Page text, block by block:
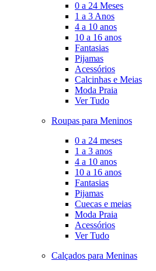
0 a 24 Meses
1 a 3 Anos
4 a 10 anos
10 a 16 anos
Fantasias
Pijamas
Acessórios
Calcinhas e Meias
Moda Praia
Ver Tudo
Roupas para Meninos
0 a 24 meses
1 a 3 anos
4 a 10 anos
10 a 16 anos
Fantasias
Pijamas
Cuecas e meias
Moda Praia
Acessórios
Ver Tudo
Calçados para Meninas